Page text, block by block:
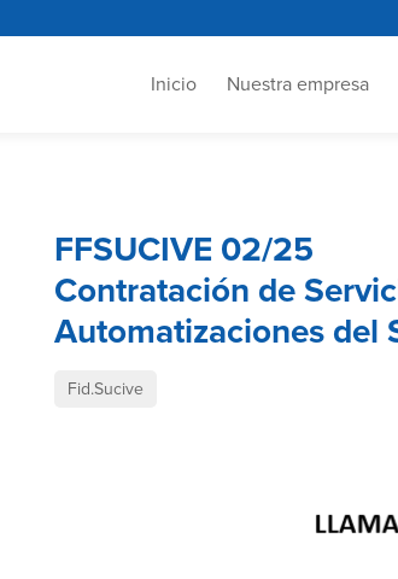
Inicio Nuestra empresa
FFSUCIVE 02/25
Contratación de
Automatizaciones del
Fid.Sucive